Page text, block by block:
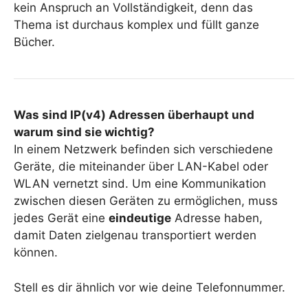
kein Anspruch an Vollständigkeit, denn das
Thema ist durchaus komplex und füllt ganze
Bücher.
Was sind IP(v4) Adressen überhaupt und
warum sind sie wichtig?
In einem Netzwerk befinden sich verschiedene
Geräte, die miteinander über LAN-Kabel oder
WLAN vernetzt sind. Um eine Kommunikation
zwischen diesen Geräten zu ermöglichen, muss
jedes Gerät eine eindeutige Adresse haben,
damit Daten zielgenau transportiert werden
können.
Stell es dir ähnlich vor wie deine Telefonnummer.